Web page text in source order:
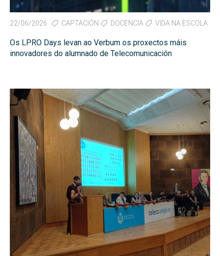
22/06/2026 CAPTACIÓN DOCENCIA VIDA NA ESCOLA
Os LPRO Days levan ao Verbum os proxectos máis
innovadores do alumnado de Telecomunicación